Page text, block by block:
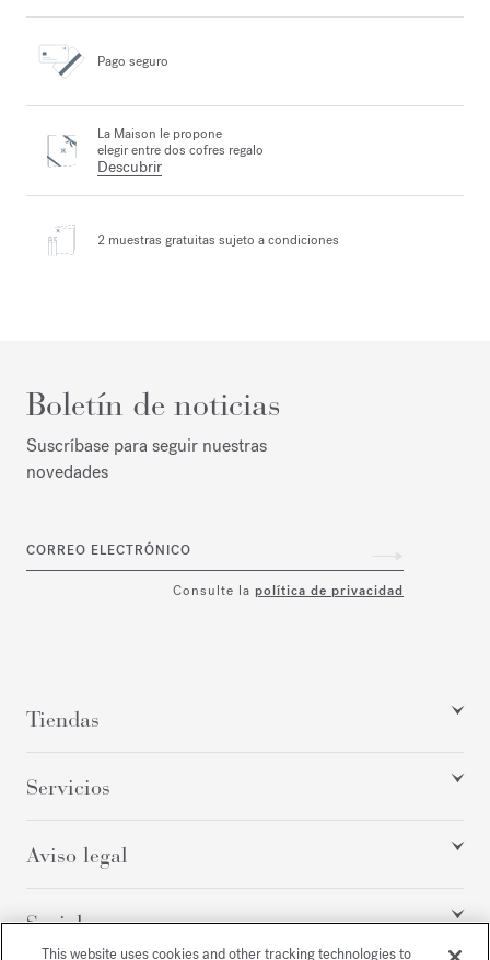
Pago seguro
La Maison le propone
elegir entre dos cofres regalo
Descubrir
2 muestras gratuitas sujeto a condiciones
Boletín de noticias
Suscríbase para seguir nuestras
novedades
CORREO ELECTRÓNICO
Consulte la política de privacidad
Tiendas
Servicios
Aviso legal
Social
This website uses cookies and other tracking technologies to